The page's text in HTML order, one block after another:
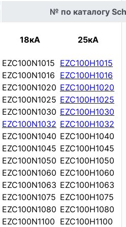
№ по каталогу
18кА 25кА
EZC100N1015 EZC100H1015
EZC100N1016 EZC100H1016
EZC100N1020 EZC100H1020
EZC100N1025 EZC100H1025
EZC100N1030 EZC100H1030
EZC100N1032 EZC100H1032
EZC100N1040 EZC100H1040
EZC100N1045 EZC100H1045
EZC100N1050 EZC100H1050
EZC100N1060 EZC100H1060
EZC100N1063 EZC100H1063
EZC100N1075 EZC100H1075
EZC100N1080 EZC100H1080
EZC100N1100 EZC100H1100